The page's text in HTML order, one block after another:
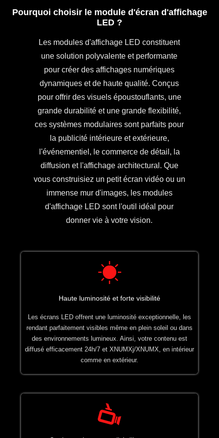
Pourquoi choisir le module d'écran d'affichage
LED ?
Les modules d'affichage LED constituent
une solution polyvalente et performante
pour créer des affichages numériques
dynamiques et de haute qualité. Conçus
pour offrir des visuels époustouflants, une
grande durabilité et une grande flexibilité,
ces systèmes modulaires sont parfaits pour
la publicité intérieure et extérieure,
l'événementiel, le commerce de détail, la
diffusion et l'affichage architectural. Que
vous construisiez un petit écran vidéo ou un
immense mur d'images, les modules
d'affichage LED sont l'outil idéal pour
donner vie à votre vision.
Haute luminosité et forte visibilité
Les écrans LED offrent une luminosité exceptionnelle, les
rendant parfaitement visibles même en plein soleil ou dans
des environnements lumineux. Ainsi, votre contenu est
diffusé efficacement 24h/7 et XNUMXj/XNUMX, en intérieur
comme en extérieur.